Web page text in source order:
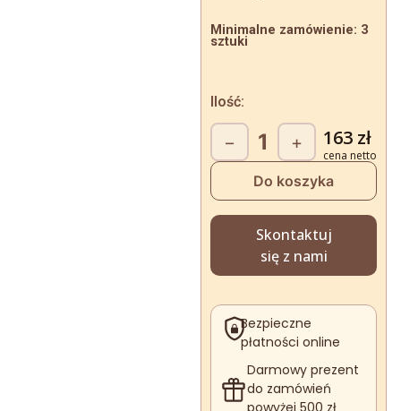
Minimalne zamówienie: 3
sztuki
Ilość:
163 zł
−
ilość
Salzburg
+
Do koszyka
Skontaktuj
się z nami
Bezpieczne
płatności online
Darmowy prezent
do zamówień